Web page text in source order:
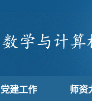
党建工作 师资